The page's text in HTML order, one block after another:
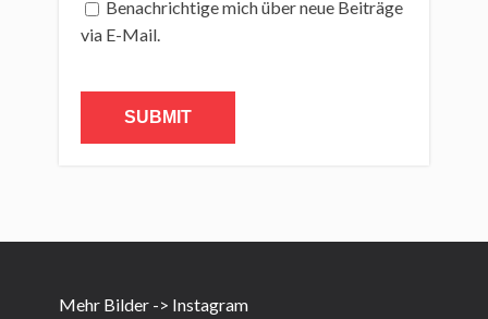
Benachrichtige mich über neue Beiträge
via E-Mail.
Mehr Bilder -> Instagram